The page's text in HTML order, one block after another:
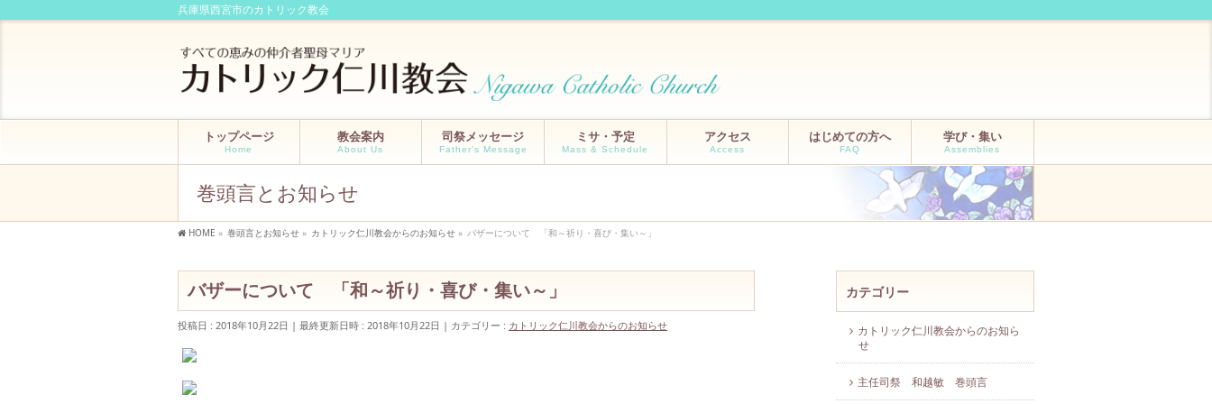
兵庫県西宮市のカトリック教会
トップページ
Home
教会案内
About Us
司祭メッセージ
Father’s Message
ミサ・予定
Mass & Schedule
アクセス
Access
はじめての方へ
FAQ
学び・集い
Assemblies
巻頭言とお知らせ
HOME » 巻頭言とお知らせ » カトリック仁川教会からのお知らせ » バザーについて 「和～祈り・喜び・集い～」
バザーについて 「和～祈り・喜び・集い～」
投稿日 : 2018年10月22日 最終更新日時 : 2018年10月22日 カテゴリー : カトリック仁川教会からのお知らせ
カテゴリー
カトリック仁川教会からのお知ら
せ
主任司祭 和越敏 巻頭言